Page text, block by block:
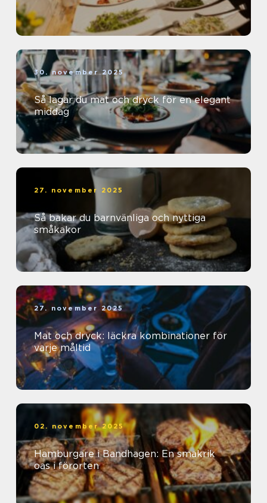
30. november 2025
Så lagar du mat och dryck för en elegant
middag
27. november 2025
Så bakar du barnvänliga och nyttiga
småkakor
27. november 2025
Mat och dryck: läckra kombinationer för
varje måltid
02. november 2025
Hamburgare i Bandhagen: En smakrik
oas i förorten